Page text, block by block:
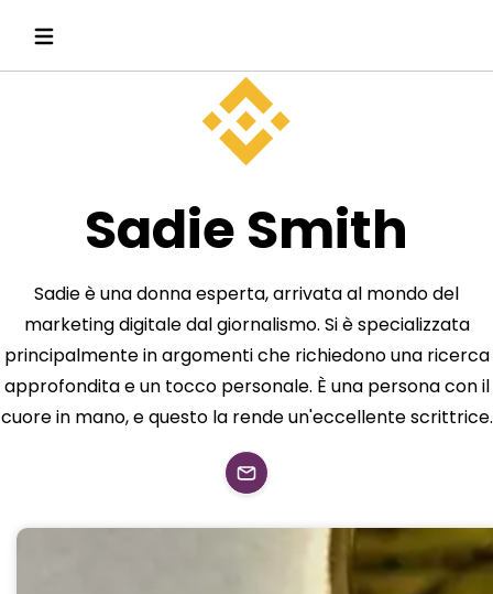
Sadie Smith
Sadie è una donna esperta, arrivata al mondo del
marketing digitale dal giornalismo. Si è specializzata
principalmente in argomenti che richiedono una ricerca
approfondita e un tocco personale. È una persona con il
cuore in mano, e questo la rende un'eccellente scrittrice.